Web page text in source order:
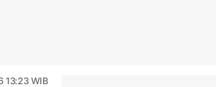
13:23 WIB